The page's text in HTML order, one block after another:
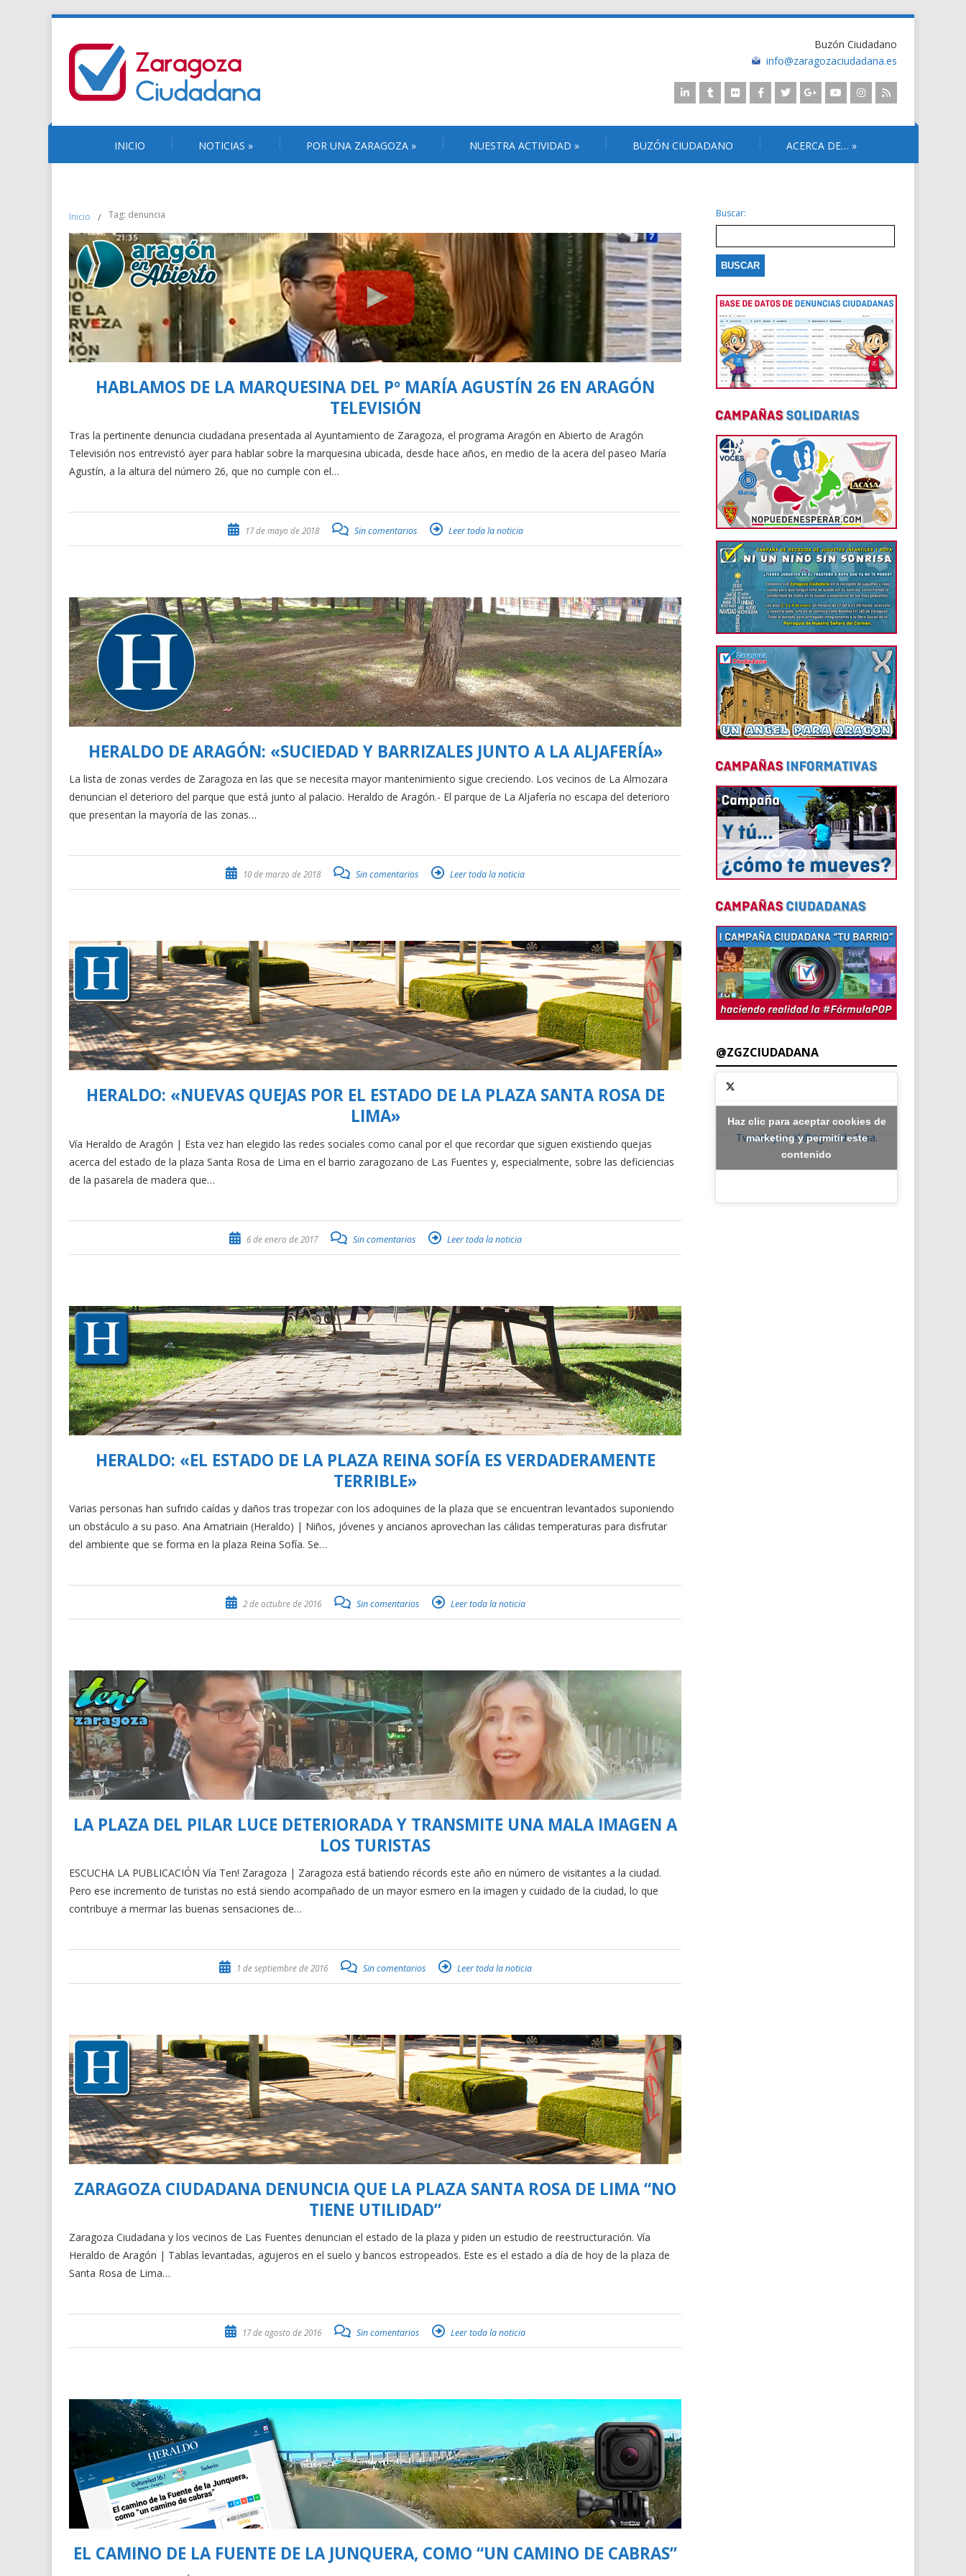
Buzón Ciudadano
info@zaragozaciudadana.es
INICIO NOTICIAS » POR UNA ZARAGOZA » NUESTRA ACTIVIDAD » BUZÓN CIUDADANO ACERCA DE… »
Inicio / Tag: denuncia
HABLAMOS DE LA MARQUESINA DEL Pº MARÍA AGUSTÍN 26 EN ARAGÓN
TELEVISIÓN
Tras la pertinente denuncia ciudadana presentada al Ayuntamiento de Zaragoza, el programa Aragón en Abierto de Aragón
Televisión nos entrevistó ayer para hablar sobre la marquesina ubicada, desde hace años, en medio de la acera del paseo María
Agustín, a la altura del número 26, que no cumple con el…
17 de mayo de 2018 Sin comentarios Leer toda la noticia
HERALDO DE ARAGÓN: «SUCIEDAD Y BARRIZALES JUNTO A LA ALJAFERÍA»
La lista de zonas verdes de Zaragoza en las que se necesita mayor mantenimiento sigue creciendo. Los vecinos de La Almozara
denuncian el deterioro del parque que está junto al palacio. Heraldo de Aragón.- El parque de La Aljafería no escapa del deterioro
que presentan la mayoría de las zonas…
10 de marzo de 2018 Sin comentarios Leer toda la noticia
HERALDO: «NUEVAS QUEJAS POR EL ESTADO DE LA PLAZA SANTA ROSA DE
LIMA»
Vía Heraldo de Aragón | Esta vez han elegido las redes sociales como canal por el que recordar que siguen existiendo quejas
acerca del estado de la plaza Santa Rosa de Lima en el barrio zaragozano de Las Fuentes y, especialmente, sobre las deficiencias
de la pasarela de madera que…
6 de enero de 2017 Sin comentarios Leer toda la noticia
HERALDO: «EL ESTADO DE LA PLAZA REINA SOFÍA ES VERDADERAMENTE
TERRIBLE»
Varias personas han sufrido caídas y daños tras tropezar con los adoquines de la plaza que se encuentran levantados suponiendo
un obstáculo a su paso. Ana Amatriain (Heraldo) | Niños, jóvenes y ancianos aprovechan las cálidas temperaturas para disfrutar
del ambiente que se forma en la plaza Reina Sofía. Se…
2 de octubre de 2016 Sin comentarios Leer toda la noticia
LA PLAZA DEL PILAR LUCE DETERIORADA Y TRANSMITE UNA MALA IMAGEN A
LOS TURISTAS
ESCUCHA LA PUBLICACIÓN Vía Ten! Zaragoza | Zaragoza está batiendo récords este año en número de visitantes a la ciudad.
Pero ese incremento de turistas no está siendo acompañado de un mayor esmero en la imagen y cuidado de la ciudad, lo que
contribuye a mermar las buenas sensaciones de…
1 de septiembre de 2016 Sin comentarios Leer toda la noticia
ZARAGOZA CIUDADANA DENUNCIA QUE LA PLAZA SANTA ROSA DE LIMA “NO
TIENE UTILIDAD”
Zaragoza Ciudadana y los vecinos de Las Fuentes denuncian el estado de la plaza y piden un estudio de reestructuración. Vía
Heraldo de Aragón | Tablas levantadas, agujeros en el suelo y bancos estropeados. Este es el estado a día de hoy de la plaza de
Santa Rosa de Lima…
17 de agosto de 2016 Sin comentarios Leer toda la noticia
EL CAMINO DE LA FUENTE DE LA JUNQUERA, COMO “UN CAMINO DE CABRAS”
Buscar:
@ZGZCIUDADANA
Tweets por el @zgzciudadana.
Haz clic para aceptar cookies de
marketing y permitir este
contenido